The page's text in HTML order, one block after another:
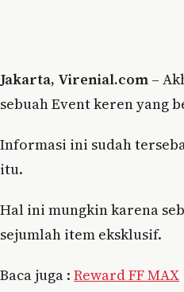
Jakarta, Virenial.com –
sebuah Event keren yang
Informasi ini sudah
itu.
Hal ini mungkin karena
sejumlah item eksklusif.
Baca juga : Reward FF MAX